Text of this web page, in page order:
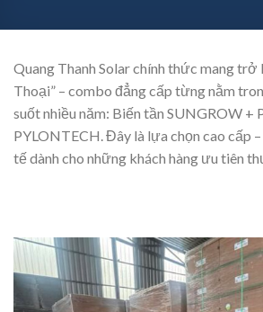
Quang Thanh Solar chính thức mang
Thoại” – combo đẳng cấp từng nằm
suốt nhiều năm: Biến tần SUNGROW +
PYLONTECH. Đây là lựa chọn cao cấp
tế dành cho những khách hàng ưu tiên